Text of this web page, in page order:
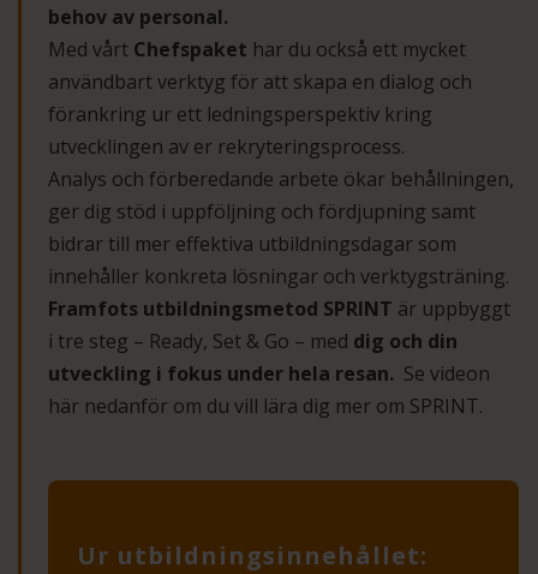
behov av personal.
Med vårt Chefspaket har du också ett mycket
användbart verktyg för att skapa en dialog och
förankring ur ett ledningsperspektiv kring
utvecklingen av er rekryteringsprocess.
Analys och förberedande arbete ökar behållningen,
ger dig stöd i uppföljning och fördjupning samt
bidrar till mer effektiva utbildningsdagar som
innehåller konkreta lösningar och verktygsträning.
Framfots utbildningsmetod SPRINT är uppbyggt
i tre steg – Ready, Set & Go – med dig och din
utveckling i fokus under hela resan. Se videon
här nedanför om du vill lära dig mer om SPRINT.
Ur utbildningsinnehållet: